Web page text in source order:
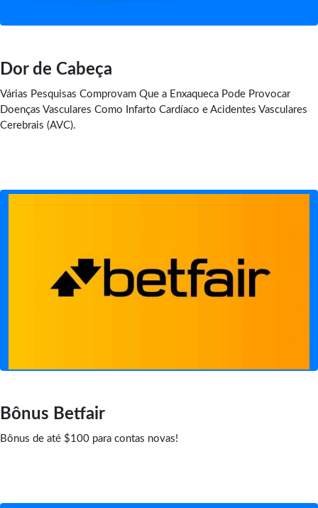
Dor de Cabeça
Várias Pesquisas Comprovam Que a Enxaqueca Pode Provocar
Doenças Vasculares Como Infarto Cardíaco e Acidentes Vasculares
Cerebrais (AVC).
Bônus Betfair
Bônus de até $100 para contas novas!